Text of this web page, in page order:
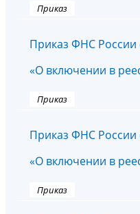
Приказ
Приказ ФНС России
«О включении в
Приказ
Приказ ФНС России
«О включении в
Приказ